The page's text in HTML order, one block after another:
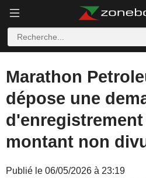
Marathon
dépose une
montant non
Publié le 06/05/2026 à 23:19